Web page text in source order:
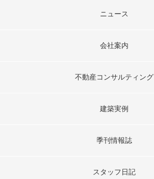
ニュース
会社案内
不動産コンサルティング
建築実例
季刊情報誌
スタッフ日記